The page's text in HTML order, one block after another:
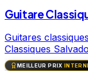
Guitare
Guitares
Classiques
MEILLEUR PRIX